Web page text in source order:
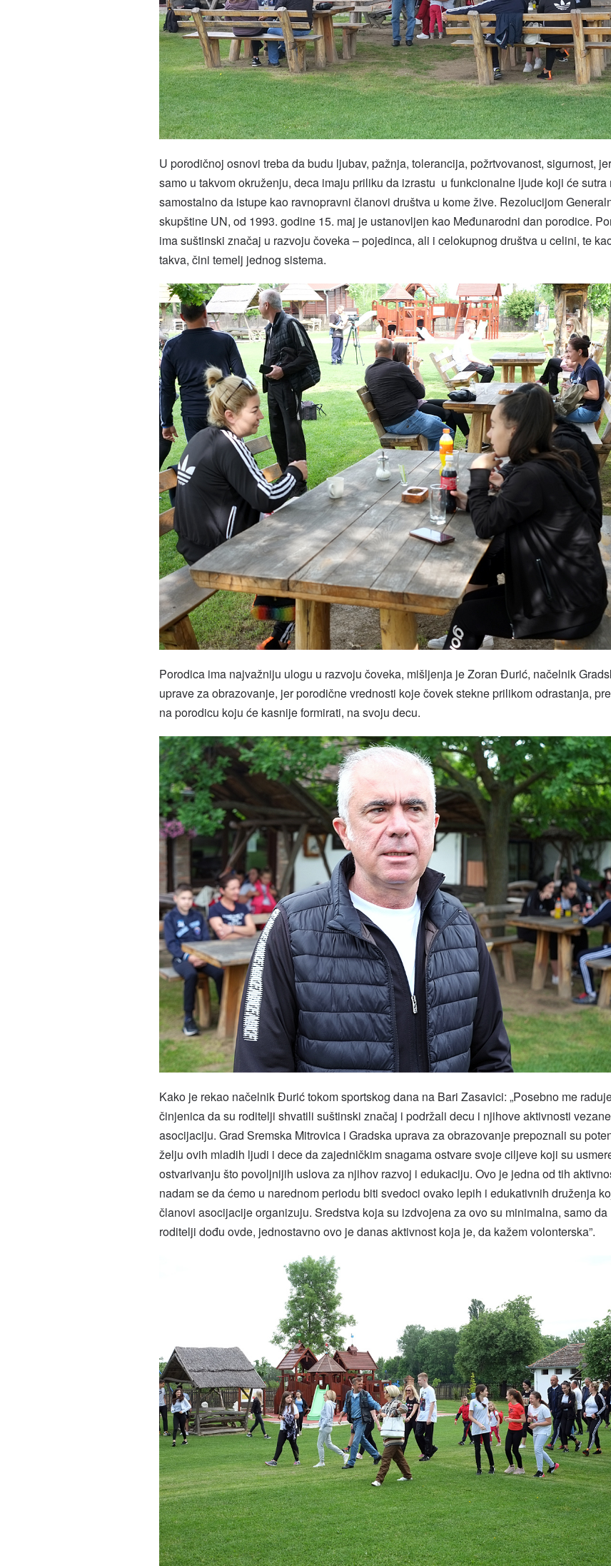
U porodičnoj osnovi treba da budu ljubav, pažnja, tolerancija, požrtvovanost, sigurnost, jer
samo u takvom okruženju, deca imaju priliku da izrastu u funkcionalne ljude koji će sutra
samostalno da istupe kao ravnopravni članovi društva u kome žive. Rezolucijom
skupštine UN, od 1993. godine 15. maj je ustanovljen kao Međunarodni dan porodice.
ima suštinski značaj u razvoju čoveka – pojedinca, ali i celokupnog društva u celini, te
takva, čini temelj jednog sistema.
Porodica ima najvažniju ulogu u razvoju čoveka, mišljenja je Zoran Đurić, načelnik
uprave za obrazovanje, jer porodične vrednosti koje čovek stekne prilikom odrastanja,
na porodicu koju će kasnije formirati, na svoju decu.
Kako je rekao načelnik Đurić tokom sportskog dana na Bari Zasavici: „Posebno me
činjenica da su roditelji shvatili suštinski značaj i podržali decu i njihove aktivnosti
asocijaciju. Grad Sremska Mitrovica i Gradska uprava za obrazovanje prepoznali su
želju ovih mladih ljudi i dece da zajedničkim snagama ostvare svoje ciljeve koji su
ostvarivanju što povoljnijih uslova za njihov razvoj i edukaciju. Ovo je jedna od tih
nadam se da ćemo u narednom periodu biti svedoci ovako lepih i edukativnih druženja
članovi asocijacije organizuju. Sredstva koja su izdvojena za ovo su minimalna, samo da
roditelji dođu ovde, jednostavno ovo je danas aktivnost koja je, da kažem volonterska”.